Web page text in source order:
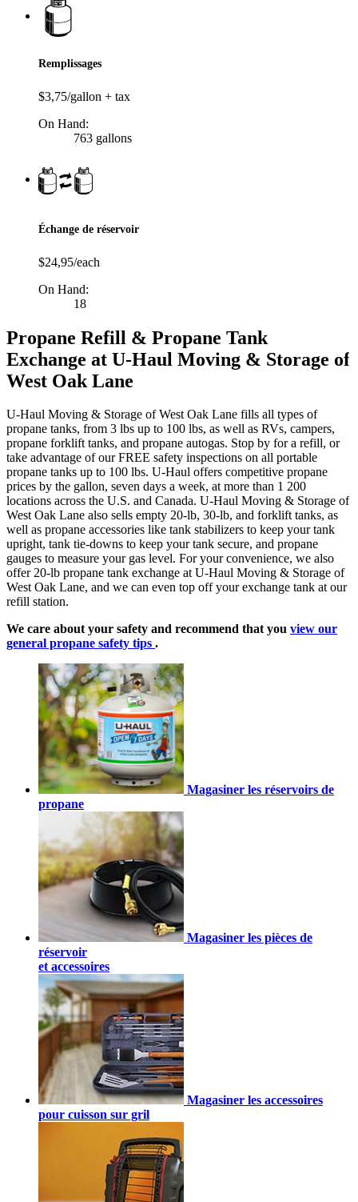
Remplissages
$3,75/gallon + tax
On Hand:
763 gallons
Échange de réservoir
$24,95/each
On Hand:
18
Propane Refill & Propane Tank
Exchange at U-Haul Moving & Storage of
West Oak Lane
U-Haul Moving & Storage of West Oak Lane fills all types of
propane tanks, from 3 lbs up to 100 lbs, as well as RVs, campers,
propane forklift tanks, and propane autogas. Stop by for a refill, or
take advantage of our FREE safety inspections on all portable
propane tanks up to 100 lbs. U-Haul offers competitive propane
prices by the gallon, seven days a week, at more than 1 200
locations across the U.S. and Canada. U-Haul Moving & Storage of
West Oak Lane also sells empty 20-lb, 30-lb, and forklift tanks, as
well as propane accessories like tank stabilizers to keep your tank
upright, tank tie-downs to keep your tank secure, and propane
gauges to measure your gas level. For your convenience, we also
offer 20-lb propane tank exchange at U-Haul Moving & Storage of
West Oak Lane, and we can even top off your exchange tank at our
refill station.
We care about your safety and recommend that you view our
general propane safety tips .
Magasiner les réservoirs de
propane
Magasiner les pièces de
réservoir
et accessoires
Magasiner les accessoires
pour cuisson sur gril